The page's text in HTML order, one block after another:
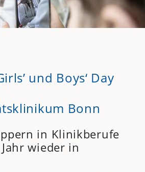
und Boys‘ Day
Bonn
in Klinikberufe
wieder in